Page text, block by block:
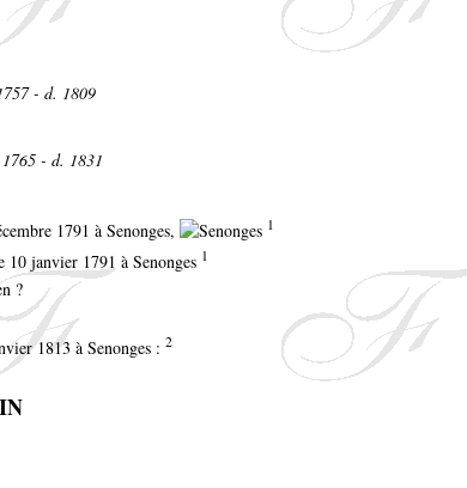
- d. 1809
- d. 1831
1791 à Senonges, 1
10 janvier 1791 à Senonges 1
?
1813 à Senonges : 2